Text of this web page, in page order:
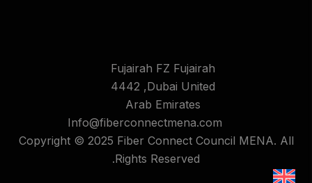
Fujairah FZ Fujairah
4442 ,Dubai United
Arab Emirates
Info@fiberconnectmena.com
Copyright © 2025 Fiber Connect Council MENA. All
Rights Reserved.